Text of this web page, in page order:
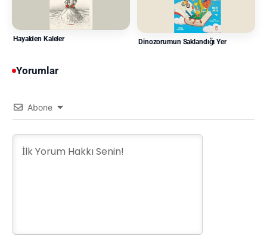
Hayalden Kaleler Dinozorumun Saklandığı Yer
Yorumlar
Abone